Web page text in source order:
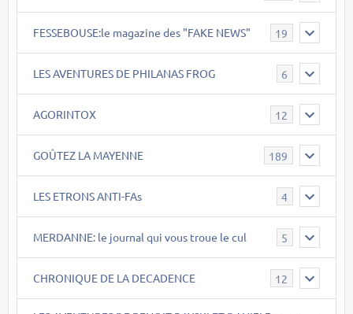
FESSEBOUSE:le magazine des "FAKE NEWS" 19
LES AVENTURES DE PHILANAS FROG 6
AGORINTOX 12
GOÛTEZ LA MAYENNE 189
LES ETRONS ANTI-FAs 4
MERDANNE: le journal qui vous troue le cul 5
CHRONIQUE DE LA DECADENCE 12